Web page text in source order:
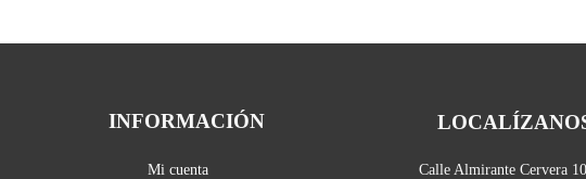
INFORMACIÓN
Mi cuenta Calle Almirante Cervera